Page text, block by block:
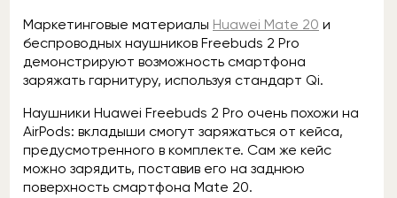
Маркетинговые материалы Huawei Mate 20 и
беспроводных наушников Freebuds 2 Pro
демонстрируют возможность смартфона
заряжать гарнитуру, используя стандарт Qi.
Наушники Huawei Freebuds 2 Pro очень похожи на
AirPods: вкладыши смогут заряжаться от кейса,
предусмотренного в комплекте. Сам же кейс
можно зарядить, поставив его на заднюю
поверхность смартфона Mate 20.